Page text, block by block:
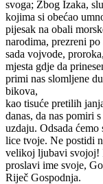
svoga; Zbog Izaka,
kojima si obećao
pijesak na obali
narodima, prezreni
sada vojvode,
mjesta gdje da
primi nas slomljene
bikova,
kao tisuće pretilih
danas, da nas pomiri
uzdaju. Odsada
lice tvoje. Ne postidi
velikoj ljubavi svojoj!
proslavi ime svoje,
Riječ Gospodnja.